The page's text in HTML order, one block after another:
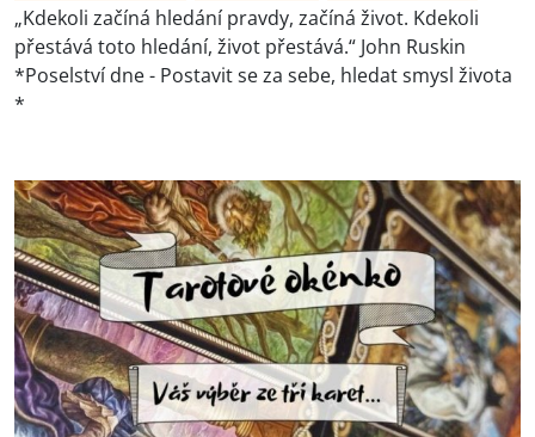
„Kdekoli začíná hledání pravdy, začíná život. Kdekoli
přestává toto hledání, život přestává.“ John Ruskin
*Poselství dne - Postavit se za sebe, hledat smysl života
*